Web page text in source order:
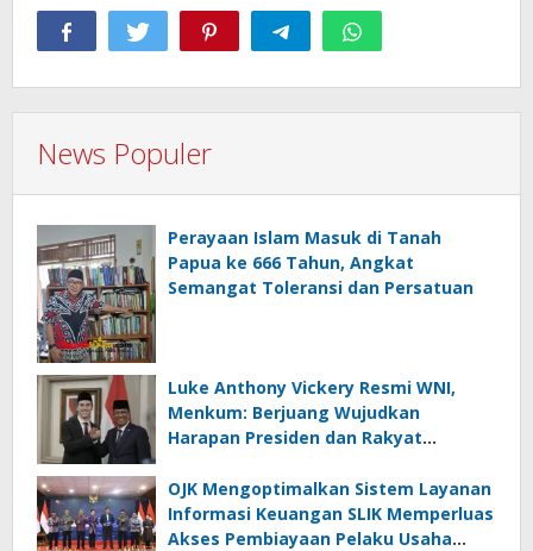
News Populer
Perayaan Islam Masuk di Tanah
Papua ke 666 Tahun, Angkat
Semangat Toleransi dan Persatuan
Luke Anthony Vickery Resmi WNI,
Menkum: Berjuang Wujudkan
Harapan Presiden dan Rakyat
OJK Mengoptimalkan Sistem Layanan
Informasi Keuangan SLIK Memperluas
Akses Pembiayaan Pelaku Usaha